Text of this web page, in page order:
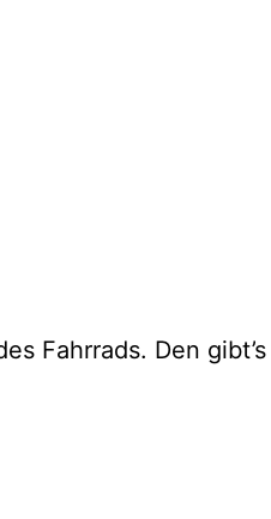
Fahrrads. Den